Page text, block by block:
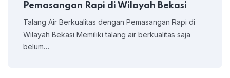
Pemasangan Rapi di Wilayah Bekasi
Talang Air Berkualitas dengan Pemasangan Rapi di
Wilayah Bekasi Memiliki talang air berkualitas saja
belum…